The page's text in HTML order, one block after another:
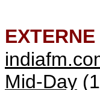
Mid-Day